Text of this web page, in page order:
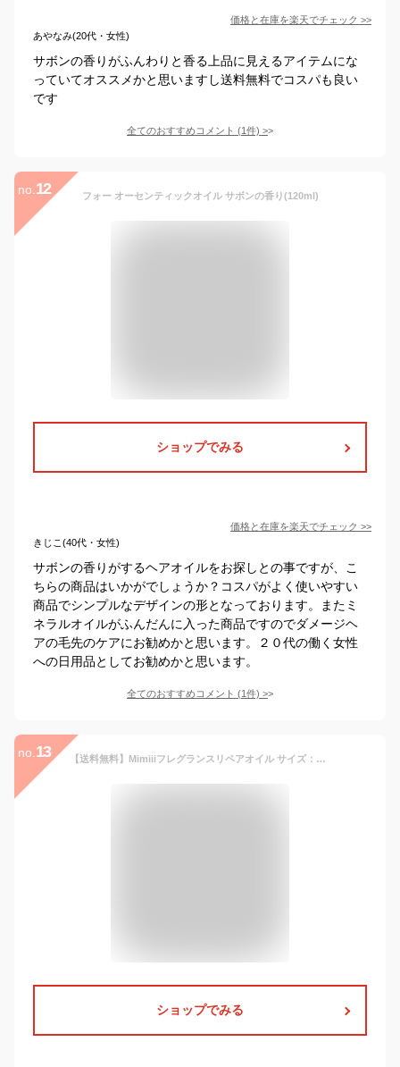
価格と在庫を楽天でチェック >>
あやなみ(20代・女性)
サボンの香りがふんわりと香る上品に見えるアイテムにな
っていてオススメかと思いますし送料無料でコスパも良い
です
全てのおすすめコメント (1件) >
no. 12 フォー オーセンティックオイル サボンの香り(120ml)
ショップでみる
価格と在庫を楽天でチェック >>
きじこ(40代・女性)
サボンの香りがするヘアオイルをお探しとの事ですが、こ
ちらの商品はいかがでしょうか？コスパがよく使いやすい
商品でシンプルなデザインの形となっております。またミ
ネラルオイルがふんだんに入った商品ですのでダメージヘ
アの毛先のケアにお勧めかと思います。２０代の働く女性
への日用品としてお勧めかと思います。
全てのおすすめコメント (1件) >
no. 13 【送料無料】Mimiiiフレグランスリペアオイル サイズ：80ml
ショップでみる